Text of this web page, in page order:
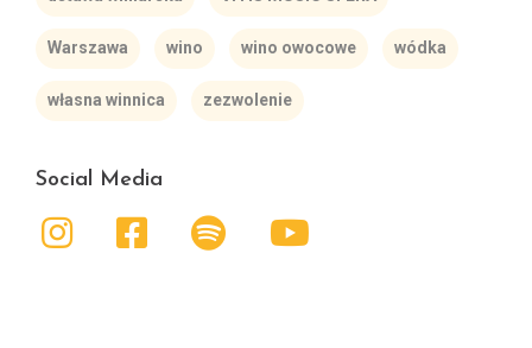
Warszawa wino wino owocowe wódka
własna winnica zezwolenie
Social Media